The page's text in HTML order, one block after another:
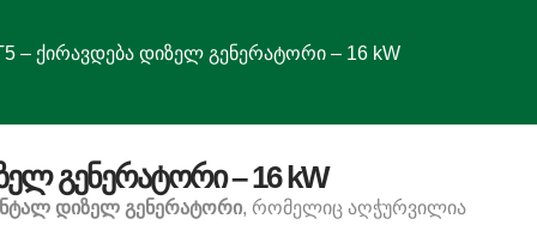
– ქირავდება დიზელ გენერატორი – 16 kW
გენერატორი – 16 kW
დიზელ გენერატორი, რომელიც აღჭურვილია